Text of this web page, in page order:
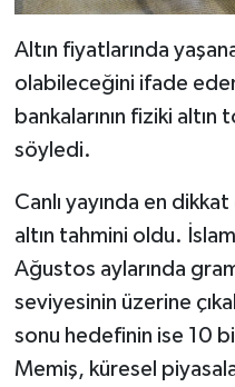
Altın fiyatlarında
olabileceğini ifade
bankalarının fiziki
söyledi.
Canlı yayında en
altın tahmini oldu.
Ağustos aylarında
seviyesinin üzerine
sonu hedefinin ise 10
Memiş, küresel